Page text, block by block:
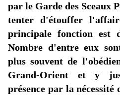
par le Garde des Sceaux
tenter d'étouffer
principale fonction est
Nombre d'entreeux
plus souvent de
Grand-Orient et y
présence par la